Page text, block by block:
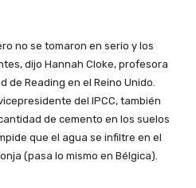
no se tomaron en serio y los
dijo Hannah Cloke, profesora
de Reading en el Reino Unido.
del IPCC, también
de cemento en los suelos
que el agua se infiltre en el
(pasa lo mismo en Bélgica).